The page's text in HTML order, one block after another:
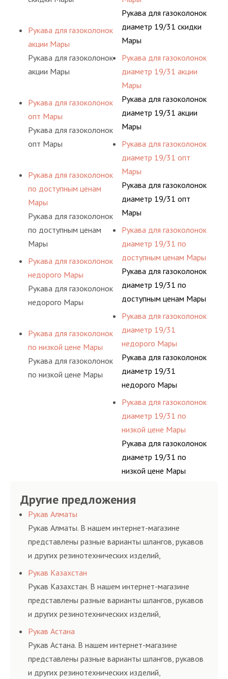
Рукава для газоколонок
акции Мары
Рукава для газоколонок
акции Мары
Рукава для газоколонок
опт Мары
Рукава для газоколонок
опт Мары
Рукава для газоколонок
по доступным ценам
Мары
Рукава для газоколонок
по доступным ценам
Мары
Рукава для газоколонок
недорого Мары
Рукава для газоколонок
недорого Мары
Рукава для газоколонок
по низкой цене Мары
Рукава для газоколонок
по низкой цене Мары
Рукава для газоколонок
диаметр 19/31 скидки
Мары
Рукава для газоколонок
диаметр 19/31 акции
Мары
Рукава для газоколонок
диаметр 19/31 акции
Мары
Рукава для газоколонок
диаметр 19/31 опт
Мары
Рукава для газоколонок
диаметр 19/31 опт
Мары
Рукава для газоколонок
диаметр 19/31 по
доступным ценам Мары
Рукава для газоколонок
диаметр 19/31 по
доступным ценам Мары
Рукава для газоколонок
диаметр 19/31
недорого Мары
Рукава для газоколонок
диаметр 19/31
недорого Мары
Рукава для газоколонок
диаметр 19/31 по
низкой цене Мары
Рукава для газоколонок
диаметр 19/31 по
низкой цене Мары
Другие предложения
Рукав Алматы
Рукав Алматы. В нашем интернет-магазине
представлены разные варианты шлангов, рукавов
и других резинотехнических изделий,
соответствующих ГОСТам, техническим условиям
и нормативам.
Рукав Казахстан
Рукав Казахстан. В нашем интернет-магазине
представлены разные варианты шлангов, рукавов
и других резинотехнических изделий,
соответствующих ГОСТам, техническим условиям
и нормативам.
Рукав Астана
Рукав Астана. В нашем интернет-магазине
представлены разные варианты шлангов, рукавов
и других резинотехнических изделий,